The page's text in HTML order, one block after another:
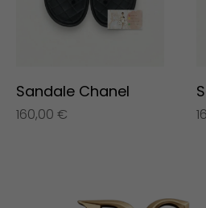
Sandale Chanel
160,00 €